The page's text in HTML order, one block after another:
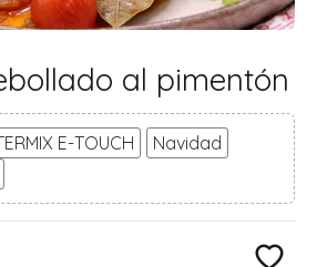
al pimentón
E-TOUCH
Navidad